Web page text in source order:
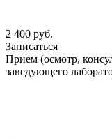
2 400 руб.
Записаться
Прием (осмотр,
заведующего